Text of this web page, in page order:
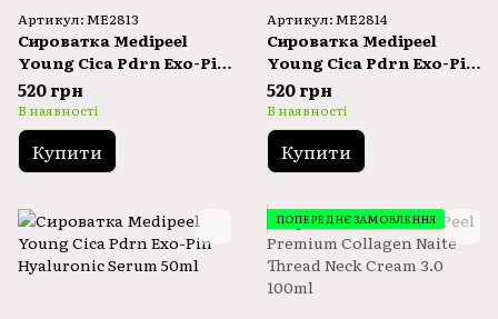
Артикул: ME2813
Сироватка Medipeel
Young Cica Pdrn Exo-Pin
Bakuchiol Serum 50ml
520 грн
В наявності
Купити
Артикул: ME2814
Сироватка Medipeel
Young Cica Pdrn Exo-Pin
Glutathione Serum 50ml
520 грн
В наявності
Купити
ПОПЕРЕДНЄ ЗАМОВЛЕННЯ